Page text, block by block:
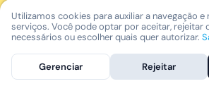
composição geral de seu portfólio.
legais relativas aos investimentos
Nomad devem ser obtidas pelos
Nomad e suas afiliadas não fornecem
aconselhamento legal ou fiscal.
Utilizamos cookies para auxiliar a navegação
serviços. Você pode optar por aceitar, rejeitar
necessários ou escolher quais quer autorizar.
Gerenciar Rejeitar